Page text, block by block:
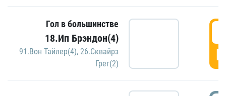
Гол в большинстве
18.Ип Брэндон(4)
91.Вон Тайлер(4), 26.Сквайрз
Грег(2)